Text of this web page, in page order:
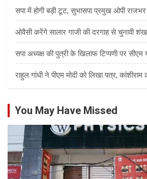
सपा में होगी बड़ी टूट, सुभासपा प्रमुख ओपी राजभर
ओवैसी करेंगे सालार गाजी की दरगाह से चुनावी
सपा अध्यक्ष की पुत्री के खिलाफ टिप्पणी पर सीएम
राहुल गांधी ने पीएम मोदी को लिखा पत्र,
You May Have Missed